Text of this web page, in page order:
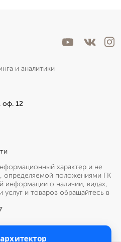
и аналитики
оф. 12
характер и не
определяемой положениями ГК
информации о наличии, видах,
услуг и товаров обращайтесь в